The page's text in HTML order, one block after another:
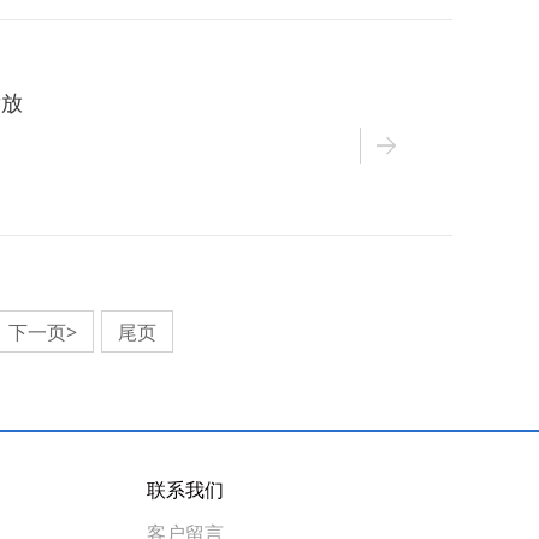
下一页> 尾页
联系我们
客户留言